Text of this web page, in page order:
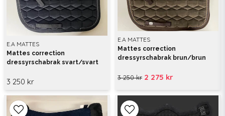
E.A MATTES
Mattes correction
dressyrschabrak svart/svart
3 250 kr
E.A MATTES
Mattes correction
dressyrschabrak brun/brun
3 250 kr 2 275 kr